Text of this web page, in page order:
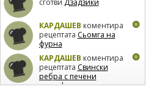
сготви Дзадзики
КАРДАШЕВ коментира
рецептата Сьомга на
фурна
КАРДАШЕВ коментира
рецептата Свински
ребра с печени
картофи